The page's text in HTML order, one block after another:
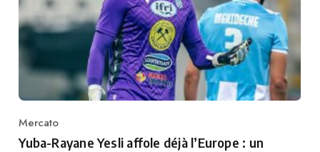
Category
Mercato
Yuba-Rayane Yesli affole déjà l’Europe : un